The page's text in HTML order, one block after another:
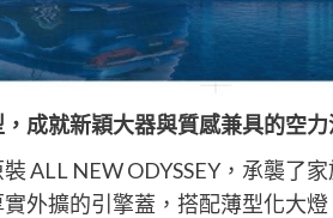
成就新穎大器與質感兼具的空
ALL NEW ODYSSEY，承襲了
外擴的引擎蓋，搭配薄型化大